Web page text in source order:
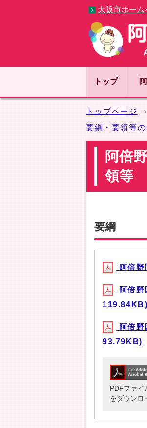
大阪市ホーム
トップ
トップページ
要綱・要領等
阿倍
領等
要綱
阿倍
阿倍
119.84KB)
阿倍
93.79KB)
PDFファイ
をダウンロ